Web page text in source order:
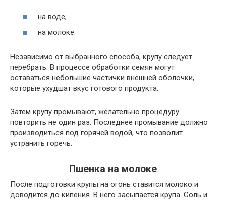
на воде;
на молоке.
Независимо от выбранного способа, крупу следует
перебрать. В процессе обработки семян могут
оставаться небольшие частички внешней оболочки,
которые ухудшат вкус готового продукта.
Затем крупу промывают, желательно процедуру
повторить не один раз. Последнее промывание должно
производиться под горячей водой, что позволит
устранить горечь.
Пшенка на молоке
После подготовки крупы на огонь ставится молоко и
доводится до кипения. В него засыпается крупа. Соль и